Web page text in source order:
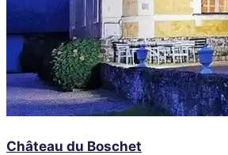
Château du Boschet